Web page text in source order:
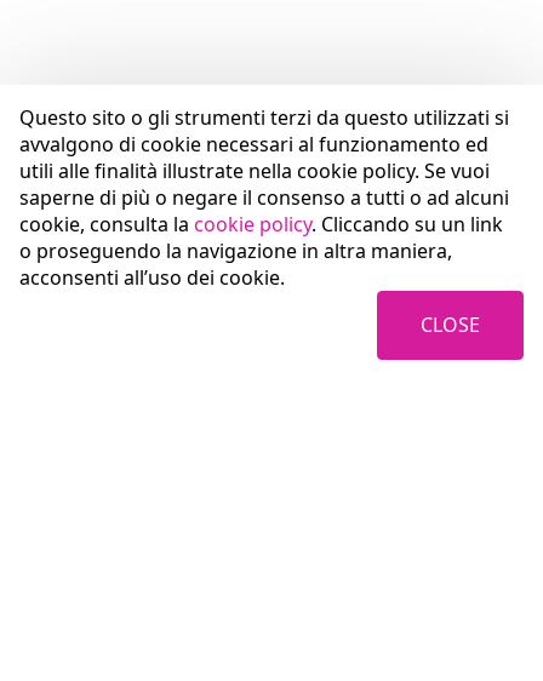
Questo sito o gli strumenti terzi da questo utilizzati si
avvalgono di cookie necessari al funzionamento ed
utili alle finalità illustrate nella cookie policy. Se vuoi
saperne di più o negare il consenso a tutti o ad alcuni
cookie, consulta la cookie policy. Cliccando su un link
o proseguendo la navigazione in altra maniera,
acconsenti all’uso dei cookie.
CLOSE